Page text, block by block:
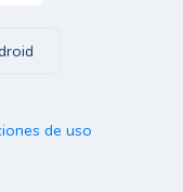
de uso